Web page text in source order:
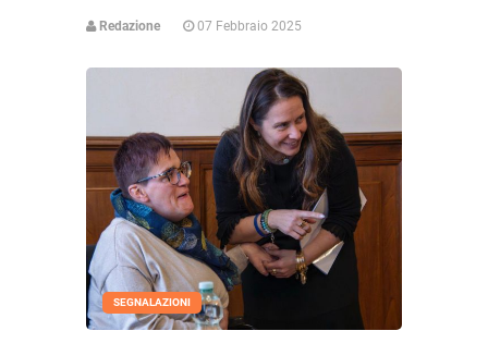
Redazione 07 Febbraio 2025
SEGNALAZIONI